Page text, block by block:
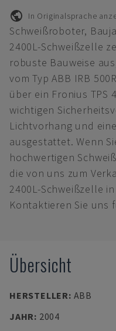
In Originalsprache
Schweißroboter,
2400L-Schweißzelle
robuste Bauweise
vom Typ ABB IRB
über ein Fronius TPS
wichtigen
Lichtvorhang und
ausgestattet. Wenn
hochwertigen
die von uns zum
2400L-Schweißzelle
Kontaktieren Sie uns
Übersicht
HERSTELLER: ABB
JAHR: 2004